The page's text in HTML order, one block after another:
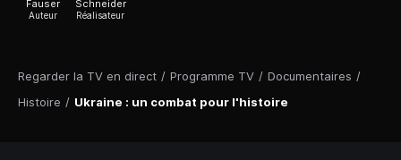
Regarder la TV en direct / Programme TV / Documentaires /
Histoire / Ukraine : un combat pour l'histoire
Fauser
Auteur
Schneider
Réalisateur